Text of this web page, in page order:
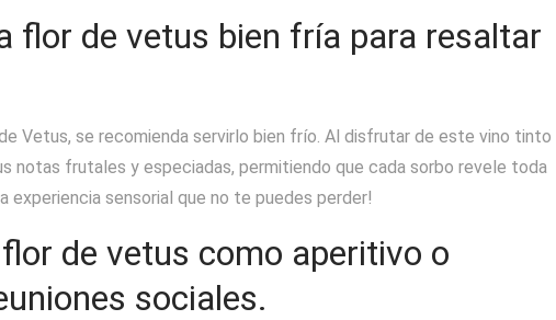
flor de vetus bien fría para resaltar
Vetus, se recomienda servirlo bien frío. Al disfrutar de este vino tinto
notas frutales y especiadas, permitiendo que cada sorbo revele toda
experiencia sensorial que no te puedes perder!
de vetus como aperitivo o
sociales.